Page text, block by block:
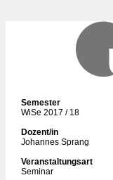
Semester
WiSe 2017 / 18
Dozent/in
Johannes Sprang
Veranstaltungsart
Seminar